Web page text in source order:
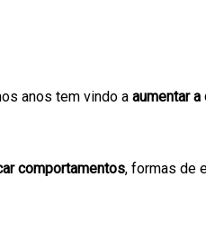
anos tem vindo a aumentar
comportamentos, formas de